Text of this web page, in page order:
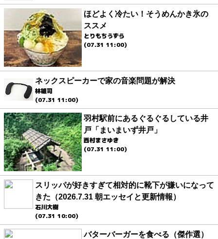
ほどよく冷たい！そうめんかき氷の
ススメ
とりもちうずら
(07.31 11:00)
ネックスピーカーで家の音楽問題が解決
林雄司
(07.31 11:00)
羽村駅前にあるぐるぐるしている井
戸「まいまいず井戸」
西村まさゆき
(07.31 11:00)
スリッパが好きすぎて相対的に靴下が嫌いになって
きた（2026.7.31 朝エッセイと更新情報）
石川大樹
(07.31 10:00)
バターバーガーを食べる（傑作選）